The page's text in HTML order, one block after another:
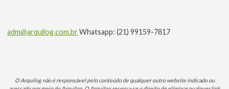
adm@arquilog.com.brWhatsapp: (21) 99159-7817
O Arquilog não é responsável pelo conteúdo de qualquer outro website indicado ou